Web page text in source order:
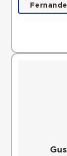
Rua Silva
Caxias,